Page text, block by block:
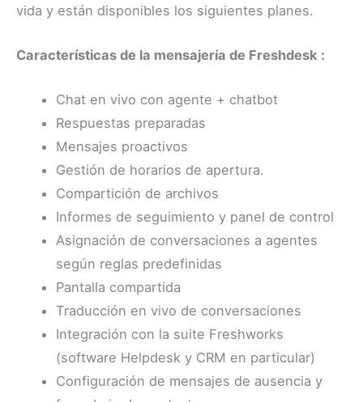
vida y están disponibles los siguientes planes.
Características de la mensajería de Freshdesk :
Chat en vivo con agente + chatbot
Respuestas preparadas
Mensajes proactivos
Gestión de horarios de apertura.
Compartición de archivos
Informes de seguimiento y panel de control
Asignación de conversaciones a agentes
según reglas predefinidas
Pantalla compartida
Traducción en vivo de conversaciones
Integración con la suite Freshworks
(software Helpdesk y CRM en particular)
Configuración de mensajes de ausencia y